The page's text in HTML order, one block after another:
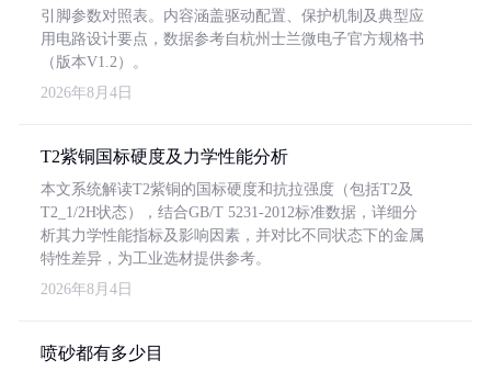
引脚参数对照表。内容涵盖驱动配置、保护机制及典型应
用电路设计要点，数据参考自杭州士兰微电子官方规格书
（版本V1.2）。
2026年8月4日
T2紫铜国标硬度及力学性能分析
本文系统解读T2紫铜的国标硬度和抗拉强度（包括T2及
T2_1/2H状态），结合GB/T 5231-2012标准数据，详细分
析其力学性能指标及影响因素，并对比不同状态下的金属
特性差异，为工业选材提供参考。
2026年8月4日
喷砂都有多少目